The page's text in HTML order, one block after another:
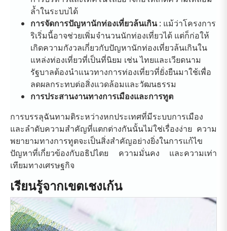
ล้ำในระบบได้
การจัดการปัญหานักท่องเที่ยวล้นเกิน: แม้ว่าโครงการ
ริเริ่มนี้อาจช่วยเพิ่มจำนวนนักท่องเที่ยวได้ แต่ก็ก่อให้
เกิดความกังวลเกี่ยวกับปัญหานักท่องเที่ยวล้นเกินใน
แหล่งท่องเที่ยวที่เป็นที่นิยม เช่น ไทยและเวียดนาม
รัฐบาลต้องนำแนวทางการท่องเที่ยวที่ยั่งยืนมาใช้เพื่อ
ลดผลกระทบต่อสิ่งแวดล้อมและวัฒนธรรม
การประสานงานทางการเมืองและการทูต
การบรรลุฉันทามติระหว่างหกประเทศที่มีระบบการเมือง
และลำดับความสำคัญที่แตกต่างกันนั้นไม่ใช่เรื่องง่าย ความ
พยายามทางการทูตจะเป็นสิ่งสำคัญอย่างยิ่งในการแก้ไข
ปัญหาที่เกี่ยวข้องกับอธิปไตย ความมั่นคง และความเท่า
เทียมทางเศรษฐกิจ
เรียนรู้จากเขตเชงเก้น